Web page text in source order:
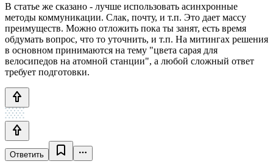
В статье же сказано - лучше использовать асинхронные
методы коммуникации. Слак, почту, и т.п. Это дает массу
преимуществ. Можно отложить пока ты занят, есть время
обдумать вопрос, что то уточнить, и т.п. На митингах решения
в основном принимаются на тему "цвета сарая для
велосипедов на атомной станции", а любой сложный ответ
требует подготовки.
Ответить